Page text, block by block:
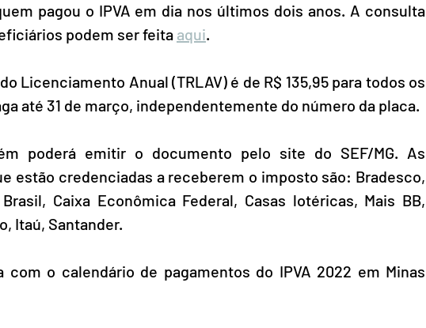
pagou o IPVA em dia nos últimos dois anos. A consulta
podem ser feita aqui.
Licenciamento Anual (TRLAV) é de R$ 135,95 para todos os
até 31 de março, independentemente do número da placa.
poderá emitir o documento pelo site do SEF/MG. As
estão credenciadas a receberem o imposto são: Bradesco,
Caixa Econômica Federal, Casas lotéricas, Mais BB,
Itaú, Santander.
com o calendário de pagamentos do IPVA 2022 em Minas